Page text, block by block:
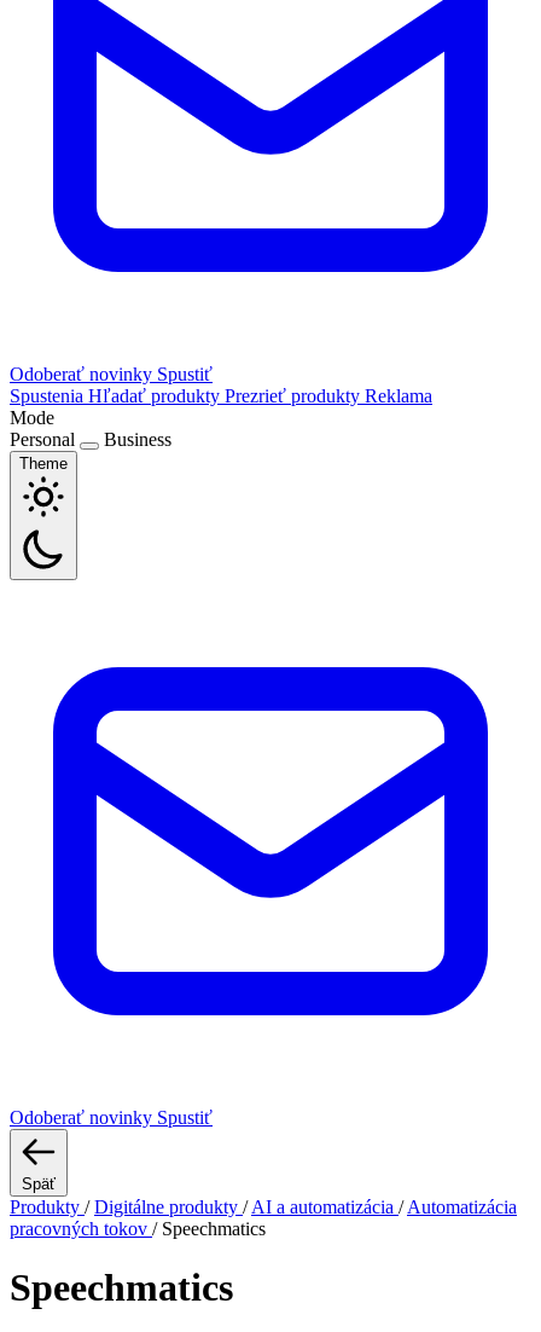
Odoberať novinky Spustiť
Spustenia Hľadať produkty Prezrieť produkty Reklama
Mode
Personal
Business
Theme
Odoberať novinky Spustiť
Späť
Produkty / Digitálne produkty / AI a automatizácia / Automatizácia
pracovných tokov / Speechmatics
Speechmatics